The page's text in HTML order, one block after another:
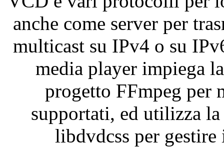
anche come server per
multicast su IPv4 o su
media player impiega
progetto FFmpeg per
supportati, ed utilizza
libdvdcss per gestire